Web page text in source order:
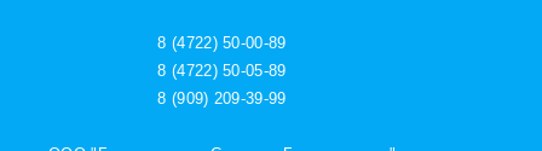
8 (4722) 50-00-89
8 (4722) 50-05-89
8 (909) 209-39-99